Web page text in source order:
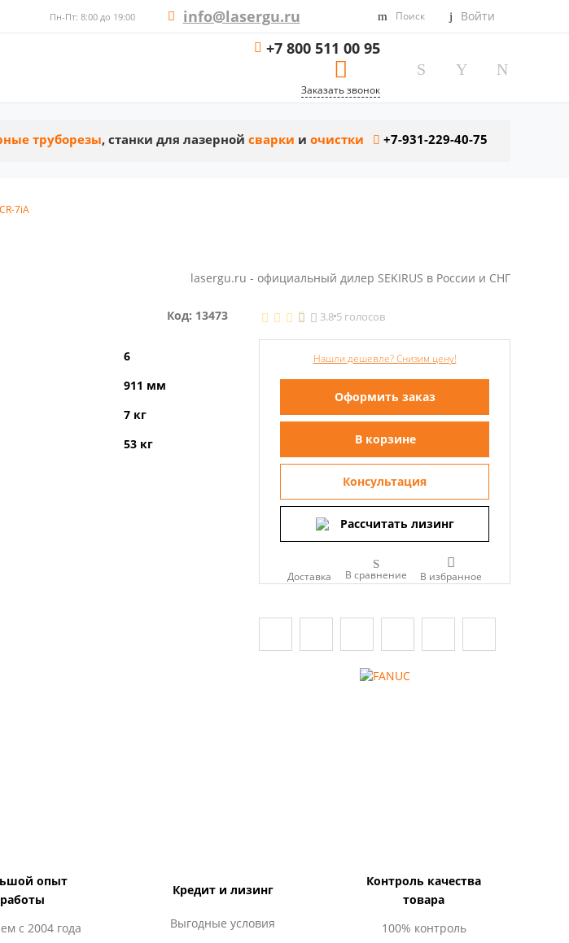
Пн-Пт: 8:00 до 19:00 info@lasergu.ru Поиск Войти
+7 800 511 00 95
Заказать звонок
труборезы, станки для лазерной сварки и очистки +7-931-229-40-75
7iA
lasergu.ru - официальный дилер SEKIRUS в России и СНГ
Код: 13473
6
911 мм
7 кг
53 кг
3.8 5 голосов
Нашли дешевле? Снизим цену!
Оформить заказ
В корзине
Консультация
Рассчитать лизинг
Доставка В сравнение
опыт
работы
с 2004 года
Кредит и лизинг
Выгодные условия
Контроль качества
товара
100% контроль